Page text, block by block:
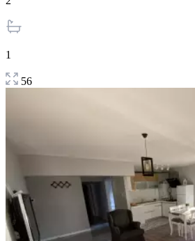
1
56